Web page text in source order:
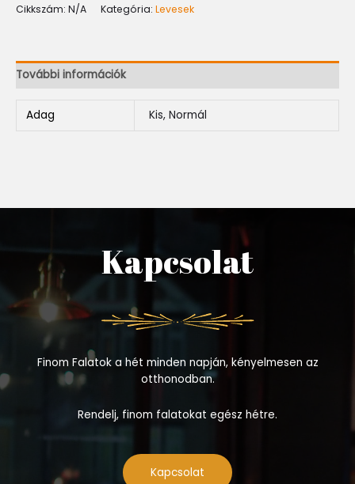
Cikkszám: N/A Kategória: Levesek
További információk
Adag Kis, Normál
Kapcsolat
Finom Falatok a hét minden napján, kényelmesen az
otthonodban.
Rendelj, finom falatokat egész hétre.
Kapcsolat